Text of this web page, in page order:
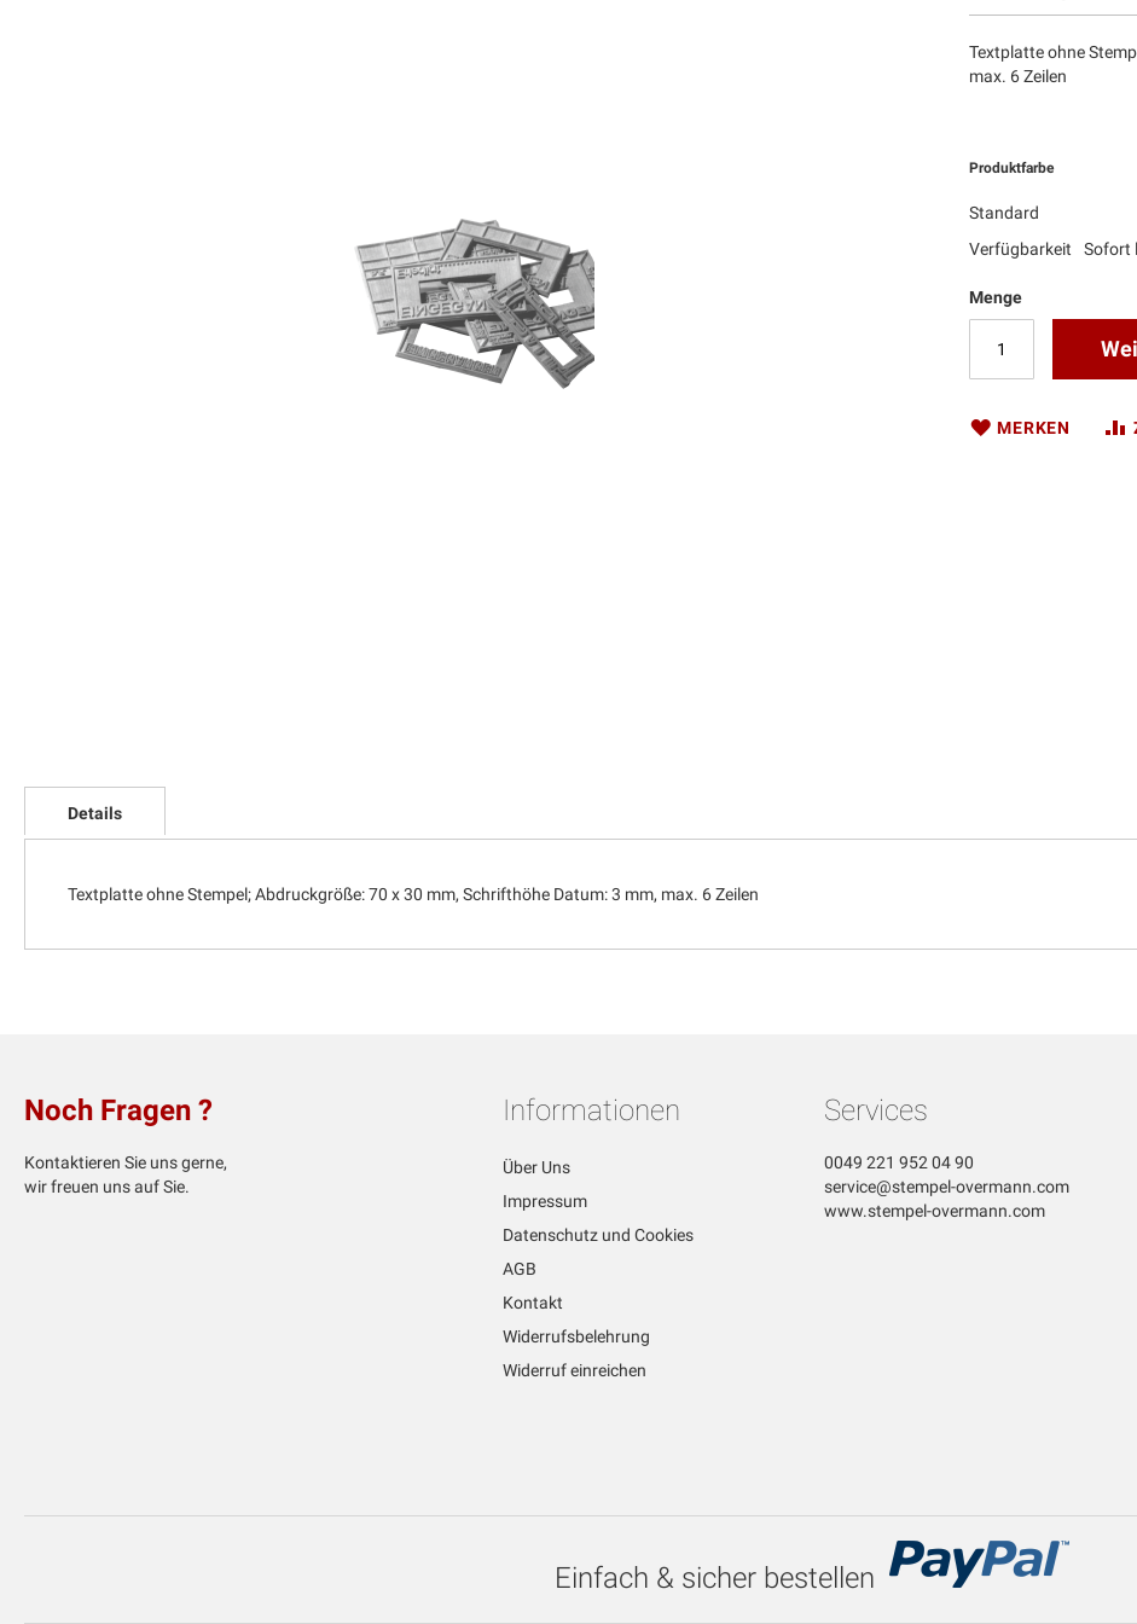
Anfang
Bildgalerie
Textplatte ohne
max. 6 Zeilen
Produktfarbe
Standard
Verfügbarkeit
Sofort
Menge
MERKEN
Details
Textplatte ohne Stempel; Abdruckgröße: 70 x 30 mm, Schrifthöhe Datum: 3 mm, max. 6 Zeilen
Noch Fragen ?
Kontaktieren Sie uns gerne,
wir freuen uns auf Sie.
Informationen
Über Uns
Impressum
Datenschutz und Cookies
AGB
Kontakt
Widerrufsbelehrung
Widerruf einreichen
Services
0049 221 952 04 90
service@stempel-overmann.com
www.stempel-overmann.com
Einfach & sicher bestellen